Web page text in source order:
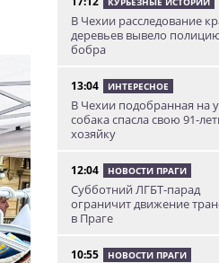
В Чехии расследование
деревьев вывело
бобра
13:04 ИНТЕРЕСНОЕ
В Чехии подобранная на
собака спасла свою 91-
хозяйку
12:04 НОВОСТИ ПРАГИ
Субботний ЛГБТ-парад
ограничит движение
в Праге
10:55 НОВОСТИ ПРАГИ